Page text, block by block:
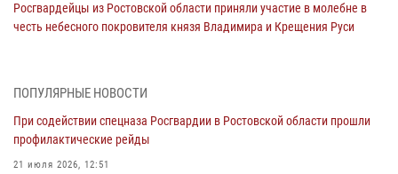
Росгвардейцы из Ростовской области приняли участие в молебне в
честь небесного покровителя князя Владимира и Крещения Руси
При содействии спецназа Росгвардии в Ростовской области прошли
21 июля 2026, 12:51
В Ростовской области экипаж вневедомственной охраны задержал
ПОПУЛЯРНЫЕ НОВОСТИ
При содействии спецназа Росгвардии в Ростовской области прошли
профилактические рейды
21 июля 2026, 12:51